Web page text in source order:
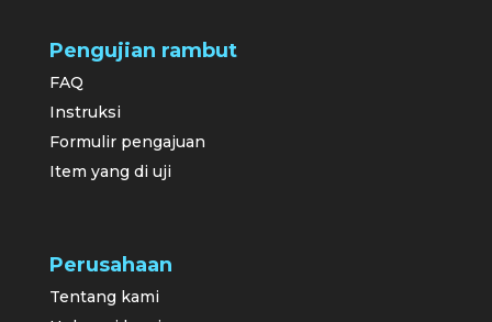
Pengujian rambut
FAQ
Instruksi
Formulir pengajuan
Item yang di uji
Perusahaan
Tentang kami